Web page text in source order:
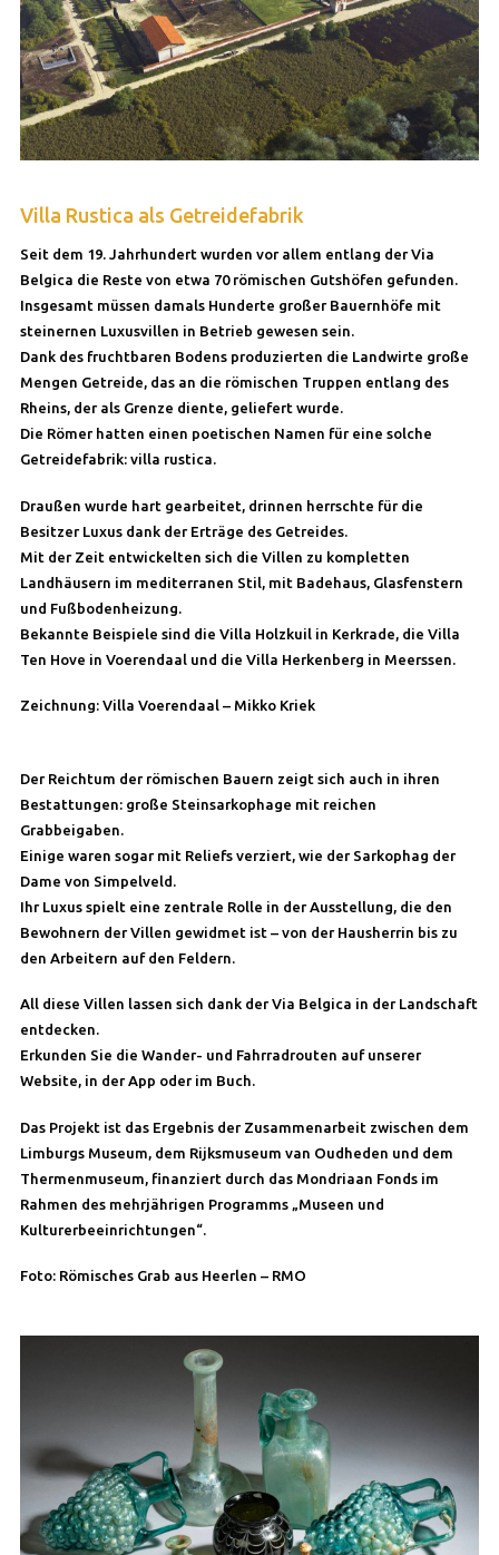
Villa Rustica als Getreidefabrik
Seit dem 19. Jahrhundert wurden vor allem entlang der Via
Belgica die Reste von etwa 70 römischen Gutshöfen gefunden.
Insgesamt müssen damals Hunderte großer Bauernhöfe mit
steinernen Luxusvillen in Betrieb gewesen sein.
Dank des fruchtbaren Bodens produzierten die Landwirte große
Mengen Getreide, das an die römischen Truppen entlang des
Rheins, der als Grenze diente, geliefert wurde.
Die Römer hatten einen poetischen Namen für eine solche
Getreidefabrik: villa rustica.
Draußen wurde hart gearbeitet, drinnen herrschte für die
Besitzer Luxus dank der Erträge des Getreides.
Mit der Zeit entwickelten sich die Villen zu kompletten
Landhäusern im mediterranen Stil, mit Badehaus, Glasfenstern
und Fußbodenheizung.
Bekannte Beispiele sind die Villa Holzkuil in Kerkrade, die Villa
Ten Hove in Voerendaal und die Villa Herkenberg in Meerssen.
Zeichnung: Villa Voerendaal – Mikko Kriek
Der Reichtum der römischen Bauern zeigt sich auch in ihren
Bestattungen: große Steinsarkophage mit reichen
Grabbeigaben.
Einige waren sogar mit Reliefs verziert, wie der Sarkophag der
Dame von Simpelveld.
Ihr Luxus spielt eine zentrale Rolle in der Ausstellung, die den
Bewohnern der Villen gewidmet ist – von der Hausherrin bis zu
den Arbeitern auf den Feldern.
All diese Villen lassen sich dank der Via Belgica in der Landschaft
entdecken.
Erkunden Sie die Wander- und Fahrradrouten auf unserer
Website, in der App oder im Buch.
Das Projekt ist das Ergebnis der Zusammenarbeit zwischen dem
Limburgs Museum, dem Rijksmuseum van Oudheden und dem
Thermenmuseum, finanziert durch das Mondriaan Fonds im
Rahmen des mehrjährigen Programms „Museen und
Kulturerbeeinrichtungen“.
Foto: Römisches Grab aus Heerlen – RMO